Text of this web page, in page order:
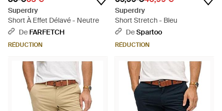
Superdry
Short À Effet Délavé - Neutre
De FARFETCH
RÉDUCTION
Superdry
Short Stretch - Bleu
DeSpartoo
RÉDUCTION